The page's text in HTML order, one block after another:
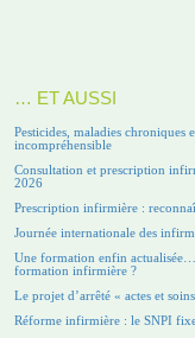
… ET AUSSI
Pesticides, maladies chroniques
incompréhensible
Consultation et prescription
2026
Prescription infirmière :
Journée internationale des
Une formation enfin
formation infirmière ?
Le projet d’arrêté « actes et
Réforme infirmière : le SNPI